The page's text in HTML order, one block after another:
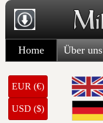
Home Über uns
EUR (€)
USD ($)